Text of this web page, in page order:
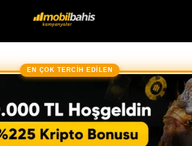
EN ÇOK TERCİH EDİLEN